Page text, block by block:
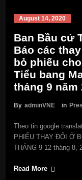
August 14, 2020
Ban Bầu cử
Báo các
bỏ phiếu
Tiểu bang
tháng 9 năm
By adminVNE in
Theo tin google
PHIẾU THAY ĐỔI Ở
THÁNG 9 12 tháng 8,
Read More